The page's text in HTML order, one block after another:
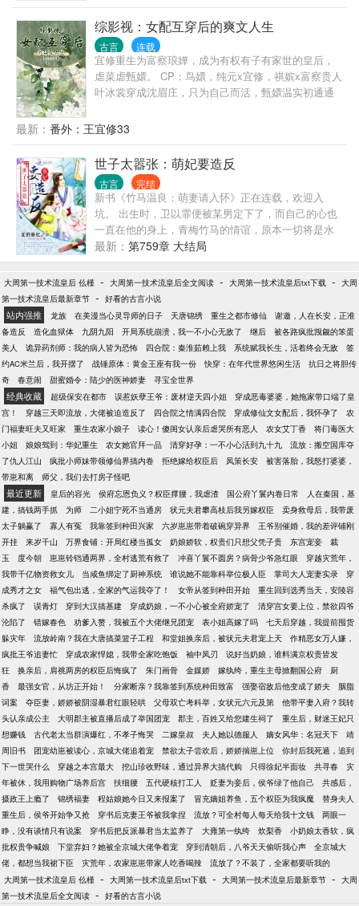
综影视：女配互穿后的爽文人生
古言 连载
宜修重生为富察琅嬅，成为有权有子有家世的皇后，
虐菜虐甄嬛。 CP：鸟嬛，纯元x宜修，祺嫔x富察贵人
叶冰裳穿成沈眉庄，只为自己而活，甄嬛温实初通通
女，一身技能心机无处安放。 富察琅嬅穿成宜修，这
把高端局，摆烂。
最新： 番外：王宜修33
世子太嚣张：萌妃要造反
古言 完结
新书《竹马温良：萌妻请入怀》正在连载，欢迎入
坑。 出生时，卫以霏便被某男定下了，而自己的心也
一直在他的身上，青梅竹马的情谊，原本一切将是水
到渠成，可是........ 再睁眼，卫以霏决定，这一世，自
己绝对不会再任由那些魑魅魍魉陷害自己，斗庶姐，
护竹马，只是，为什么眼前的这个男人，跟自己记忆
中的不太一样呢？ “凤墨沅，不许你动手动脚！”卫以
霏红着脸看着面前的男人。 “恩，我不动。”某人轻声
回答着。 “那。那你现在在干嘛？”卫以霏咬牙切齿的
说道。 “吃点心” “........”
最新： 第759章 大结局
大周第一技术流皇后 仫槿 - 大周第一技术流皇后全文阅读 - 大周第一技术流皇后txt下载 - 大周
第一技术流皇后最新章节 - 好看的古言小说
站内强推 龙族 在美漫当心灵导师的日子 天唐锦绣 重生之都市修仙
谢邀，人在长安，正准
备造反
造化血狱体 九阴九阳 开局系统崩溃，我一不小心无敌了 继后
被各路疯批觊觎的笨蛋
美人
诡异药剂师：我的病人皆为恐怖 四合院：秦淮茹赖上我 系统赋我长生，活着终会无敌
签
约AC米兰后，我开摆了
战锤原体：黄金王座有我一份 快穿：在年代世界悠闲生活
抗日之将胆传
奇
春意闹 甜蜜婚令：陆少的医神娇妻 寻宝全世界
经典收藏 超级保安在都市 误惹妖孽王爷：废材逆天四小姐
穿成恶毒婆婆，她拖家带口端了皇
宫！
穿越三天即流放，大佬被迫造反了 四合院之情满四合院 穿成修仙文女配后，我怀孕了
农
门福妻旺夫又旺家
重生农家小娘子 读心！傻闺女认亲后虐哭所有恶人 农女艾丁香
将门毒医大
小姐
娘娘驾到：华妃重生 农女她官拜一品 清穿好孕：一不小心活到九十九
流放：搬空国库夺
了仇人江山
疯批小师妹带领修仙界搞内卷 拒绝嫁给权臣后 凤策长安
被害落胎，我怒打婆婆，
带崽和离
师父，我们去打房子怪吧
最近更新 皇后的容光 侯府忘恩负义？权臣撑腰，我虐渣 国公府丫鬟内卷日常
人在秦国，基
建，搞钱两手抓
为师 二小姐宁死不当通房 状元夫君攀高枝后我另嫁权臣
卖身救母后，我带废
太子躺赢了
寡人有冤 我靠签到种田兴家 六岁崽崽带着破碗穿异界
王爷别催婚，我的差评铺刚
开挂
来岁千山 万界食铺：开局红楼当孤女 奶娘娇软，权贵们只想父凭子贵 东宫宠妾
裁
玉
度今朝 崽崽铃铛通两界，全村逃荒有救了 冲喜丫鬟不圆房？病骨少爷急红眼
穿越灾荒年，
我带千亿物资救女儿
当咸鱼绑定了厨神系统 谁说她不能靠科举位极人臣 掌司大人宠妻实录
穿
成秀才之女
福气包出逃，全家的气运我夺了！ 女帝从签到种田开始
重生回到选秀当天，安陵容
杀疯了
误青灯 穿到大汉搞基建 穿成奶娘，一不小心被全府娇宠了
清穿宫女要上位，禁欲四爷
沦陷了
错嫁春色 劝爹入赘，我被五个大佬继兄团宠 表小姐高嫁了吗
七天后穿越，我提前囤货
躲灾年
流放岭南？我在大唐搞菜篮子工程 和堂姐换亲后，被状元夫君宠上天
作精恶女万人嫌，
疯批王爷追妻忙
穿成农家悍媳，我带全家吃饱饭 袖中凤刃
说好当奶娘，谁料满京权贵皆发
狂
换亲后，肩祧两房的权臣后悔疯了 朱门画骨 金媒娇 嫁纨绔，重生主母掀翻国公府
厨
香
最强女官，从坊正开始！ 分家断亲？我靠签到系统种田致富 强娶宿敌后他变成了娇夫
胭脂
词案
夺臣妻，娇娇被阴湿暴君红眼轻哄 父母双亡考科举，女状元六元及第
他带平妻入府？我转
头认亲成公主
大明郡主被直播后成了举国团宠 郡主，百姓又给您建生祠了
重生后，财迷王妃只
想赚钱
古代老太当群演爆红，不孝子悔哭 二嫁皇叔 夫人她以德服人 嫡女风华：名冠天下
靖
周旧书
团宠幼崽被读心，京城大佬追着宠 禁欲太子尝欢后，娇娇揣崽上位
你封后我死遁，追到
下一世哭什么
穿越之本宫最大 挖山珍收野味，通过异界大搞代购 只得徐妃半面妆 共寻春
灾
年被休，我用购物广场养后宫
扶细腰 五代硬核打工人 贬妻为妾后，侯爷绿了他自己
共感后，
摄政王上瘾了
锦绣福妻 程姑娘她今日又来报案了 冒充嫡姐养鱼，五个权臣为我疯魔
替身夫人
重生后，侯爷开始争又抢
穿书后克妻王爷被我拿捏 流放？可全村每人每天给我十文钱
两眼一
睁，没有谈情只有说案
穿书后把反派暴君当太监养了 大雍第一纨绔 炊梨香
小奶娘太香软，疯
批权贵争喊娘
下堂弃妇？她被全京城大佬争着宠 穿到清朝后，八爷天天偷听我心声
全京城大
佬，都想当我裙下臣
灾荒年，农家崽崽带家人吃香喝辣
流放了？不装了，全家都要听我的
大周第一技术流皇后 仫槿 - 大周第一技术流皇后txt下载 - 大周第一技术流皇后最新章节 - 大周
第一技术流皇后全文阅读 - 好看的古言小说